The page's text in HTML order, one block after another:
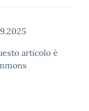
articolo è